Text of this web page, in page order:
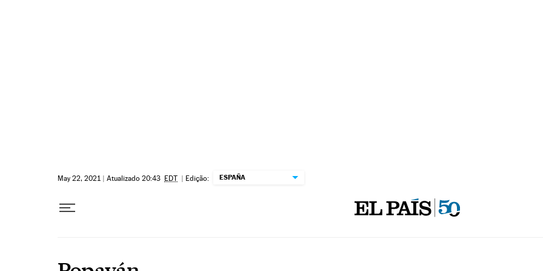
May 22, 2021 | Atualizado 20:43 EDT | Edição: ESPAÑA